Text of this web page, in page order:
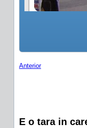
Anterior
E o tara in